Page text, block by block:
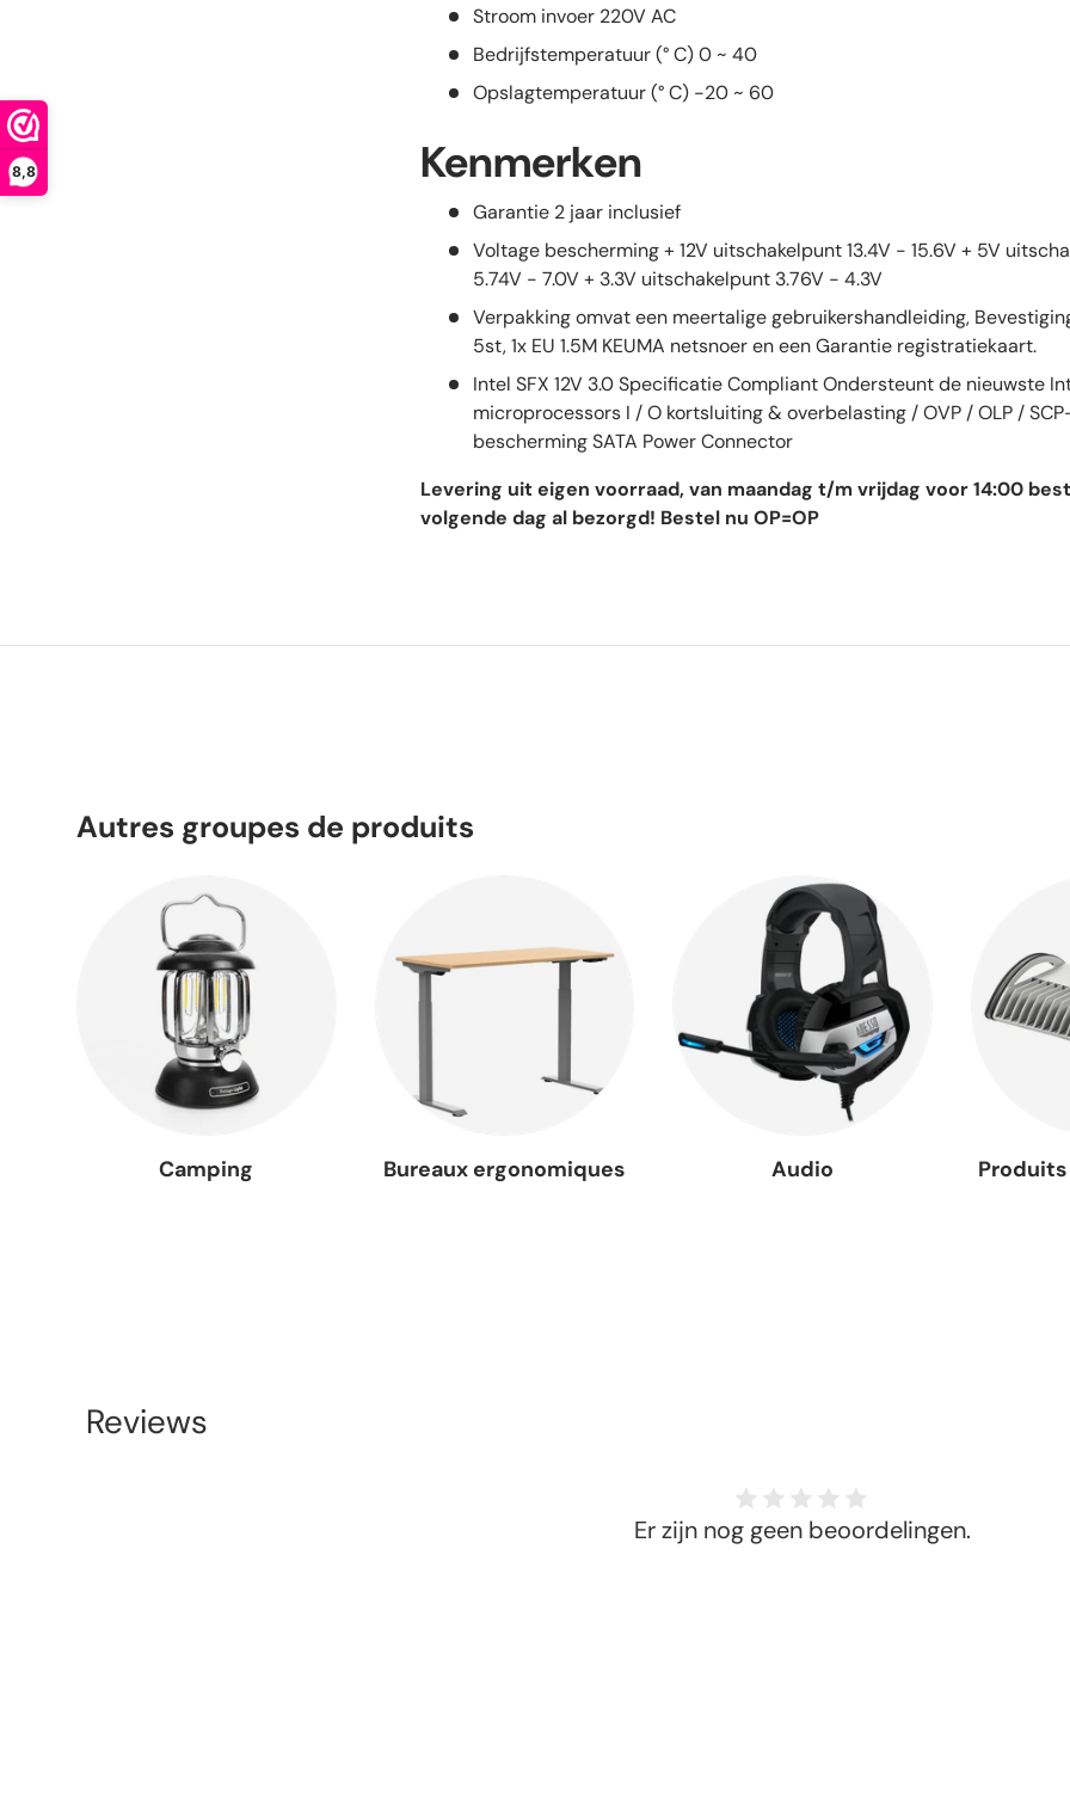
8,8
Stroom invoer 220V AC
Bedrijfstemperatuur (° C) 0 ~ 40
Opslagtemperatuur (° C) -20 ~ 60
Kenmerken
Garantie 2 jaar inclusief
Voltage bescherming + 12V uitschakelpunt 13.4V - 15.6V + 5V
5.74V - 7.0V + 3.3V uitschakelpunt 3.76V - 4.3V
Verpakking omvat een meertalige gebruikershandleiding,
5st, 1x EU 1.5M KEUMA netsnoer en een Garantie registratiekaart.
Intel SFX 12V 3.0 Specificatie Compliant Ondersteunt de nieuwste
microprocessors I / O kortsluiting & overbelasting / OVP / OLP /
bescherming SATA Power Connector
Levering uit eigen voorraad, van maandag t/m vrijdag voor 14:00
volgende dag al bezorgd! Bestel nu OP=OP
Autres groupes de produits
Camping Bureaux ergonomiques Audio
Reviews
Er zijn nog geen beoordelingen.